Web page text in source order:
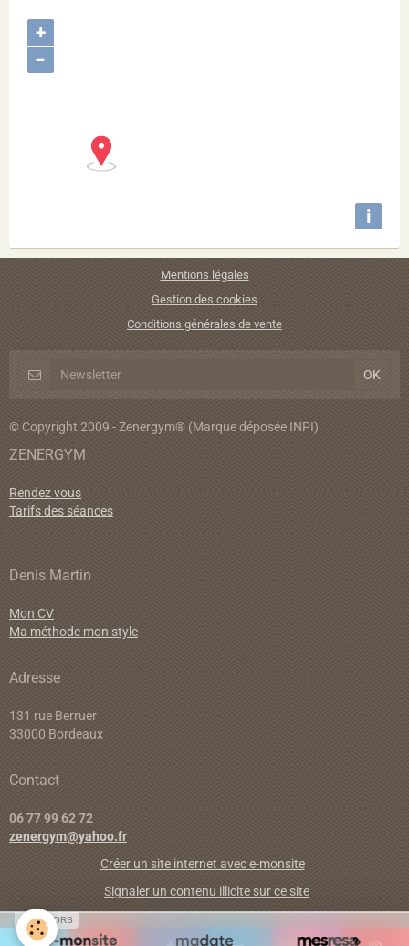
+
−
i
Mentions légales
Gestion des cookies
Conditions générales de vente
© Copyright 2009 - Zenergym® (Marque déposée INPI)
ZENERGYM
Rendez vous
Tarifs des séances
Denis Martin
Mon CV
Ma méthode mon style
Adresse
131 rue Berruer
33000 Bordeaux
Contact
06 77 99 62 72
zenergym@yahoo.fr
Créer un site internet avec e-monsite
Signaler un contenu illicite sur ce site
SPONSORS